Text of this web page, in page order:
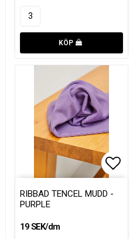
KÖP
RIBBAD TENCEL MUDD -
PURPLE
19 SEK/dm